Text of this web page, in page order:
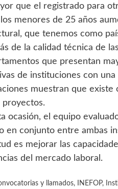
que el registrado para
menores de 25 años
que tenemos como
de la calidad técnica de
que presentan
de instituciones con
muestran que
proyectos.
ocasión, el equipo
en conjunto entre ambas
es mejorar las
del mercado laboral.
y llamados, INEFOP,